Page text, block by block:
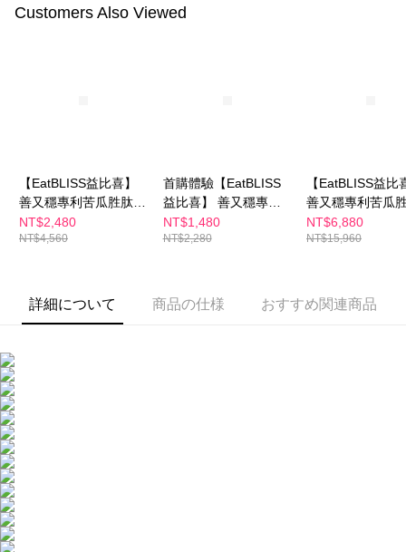
まで延長できます。
き、限度額が設定されます。
2.決済金額は最低NT$20です。
3.現在、台湾の会員のみご利用いただけます。
三、利用規約「AFTEE代金後払い」（以下当サービスという）はネットプ
限らない）は、AFTEEに渡され当サービスで必要な範囲内で利用されま
す。AFTEEの個人情報の収集、処理、利用について、詳細はAFTEE公式ホ
配送毎にNT$100、NT$600以上で送料無料
配送毎にNT$100、NT$600以上で送料無料
宅配
配送毎にNT$100、NT$600以上で送料無料
配送毎にNT$150、NT$1,500以上で送料無料
Customers Also Viewed
【EatBLISS益比喜】
善又穩專利苦瓜胜肽膠
囊30天份(30入/盒)2入
組
NT$2,480
NT$4,560
首購體驗【EatBLISS
益比喜】 善又穩專利
苦瓜胜肽膠囊(30入/盒)
NT$1,480
NT$2,280
【EatBLISS益比
善又穩專利苦瓜
囊105日份(30入/
NT$6,880
NT$15,960
詳細について 商品の仕様 おすすめ関連商品